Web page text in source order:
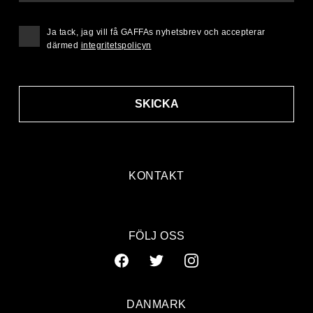
KONTAKT
SKICKA
Ja tack, jag vill få GAFFAs nyhetsbrev och accepterar
därmed integritetspolicyn
FÖLJ OSS
DANMARK